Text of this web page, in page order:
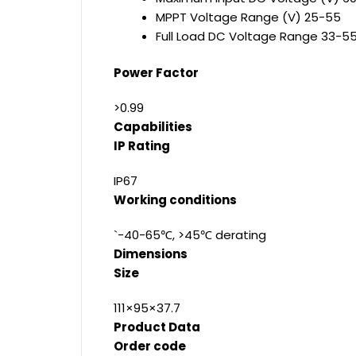
MPPT Voltage Range (V) 25-55
Full Load DC Voltage Range 33-
Power Factor
>0.99
Capabilities
IP Rating
IP67
Working conditions
`-40-65℃, >45℃ derating
Dimensions
Size
111×95×37.7
Product Data
Order code